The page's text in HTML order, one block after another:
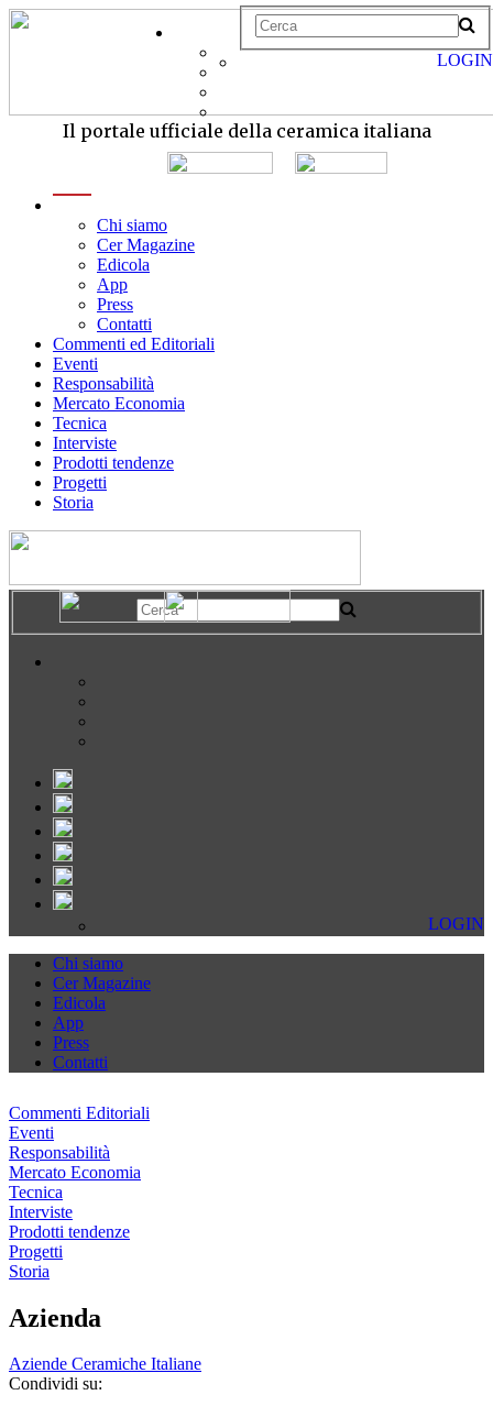
Il portale ufficiale della ceramica italiana
Chi siamo
Cer Magazine
Edicola
App
Press
Contatti
Commenti ed Editoriali
Eventi
Responsabilità
Mercato Economia
Tecnica
Interviste
Prodotti tendenze
Progetti
Storia
LOGIN
LOGIN
Chi siamo
Cer Magazine
Edicola
App
Press
Contatti
Commenti Editoriali
Eventi
Responsabilità
Mercato Economia
Tecnica
Interviste
Prodotti tendenze
Progetti
Storia
Azienda
Aziende Ceramiche Italiane
Condividi su: